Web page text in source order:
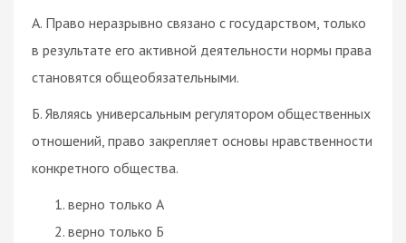
А. Право неразрывно связано с государством, только
в результате его активной деятельности нормы права
становятся общеобязательными.
Б. Являясь универсальным регулятором общественных
отношений, право закрепляет основы нравственности
конкретного общества.
верно только А
верно только Б